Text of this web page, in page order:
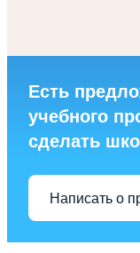
Есть
учебного
сделать
Написать о